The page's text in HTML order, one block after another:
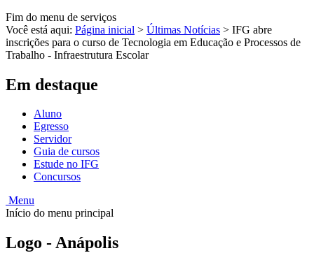
Fim do menu de serviços
Você está aqui: Página inicial > Últimas Notícias > IFG abre
inscrições para o curso de Tecnologia em Educação e Processos de
Trabalho - Infraestrutura Escolar
Em destaque
Aluno
Egresso
Servidor
Guia de cursos
Estude no IFG
Concursos
Menu
Início do menu principal
Logo - Anápolis